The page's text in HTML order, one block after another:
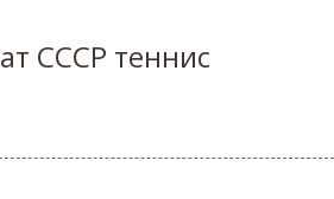
СССР теннис